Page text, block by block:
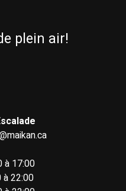
plein air!
à 17:00
à 22:00